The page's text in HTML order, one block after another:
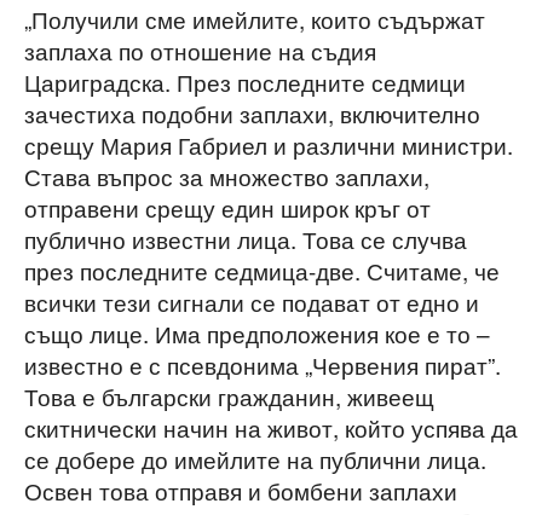
„Получили сме имейлите, които съдържат
заплаха по отношение на съдия
Цариградска. През последните седмици
зачестиха подобни заплахи, включително
срещу Мария Габриел и различни министри.
Става въпрос за множество заплахи,
отправени срещу един широк кръг от
публично известни лица. Това се случва
през последните седмица-две. Считаме, че
всички тези сигнали се подават от едно и
също лице. Има предположения кое е то –
известно е с псевдонима „Червения пират”.
Това е български гражданин, живеещ
скитнически начин на живот, който успява да
се добере до имейлите на публични лица.
Освен това отправя и бомбени заплахи